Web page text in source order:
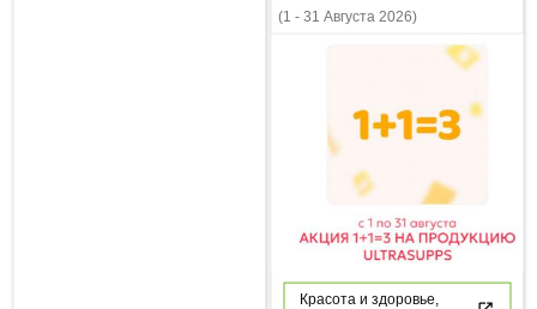
(1 - 31 Августа 2026)
Красота и здоровье,